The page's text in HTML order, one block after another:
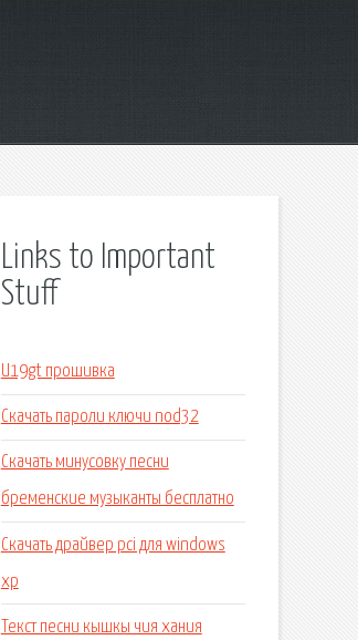
Links to Important
Stuff
U19gt прошивка
Скачать пароли ключи nod32
Скачать минусовку песни
бременские музыканты бесплатно
Скачать драйвер pci для windows
xp
Текст песни кышкы чия хания